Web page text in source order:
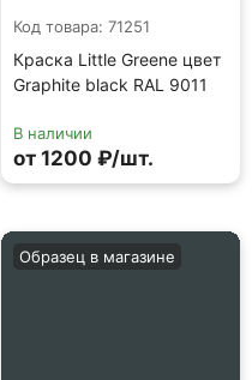
Код товара: 71251
Краска Little Greene цвет
Graphite black RAL 9011
В наличии
от 1200 ₽/шт.
Образец в магазине